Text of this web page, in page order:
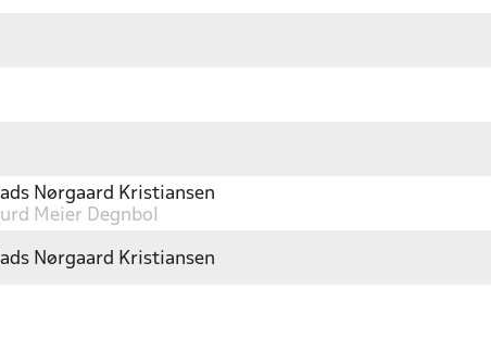
Nørgaard Kristiansen
Meier Degnbol
Nørgaard Kristiansen